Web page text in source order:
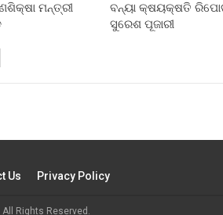
ମନ୍ତ୍ରୀ
ବନ୍ୟା କ୍ଷୟକ୍ଷତି
ସୁରେଶ ପୂଜାରୀ
Us Privacy Policy
Rights Reserved.